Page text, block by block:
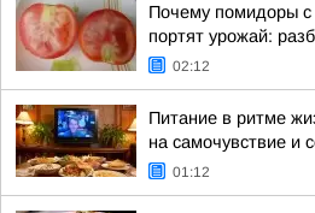
Почему помидоры
портят урожай:
02:12
Питание в ритме
на самочувствие и
01:12